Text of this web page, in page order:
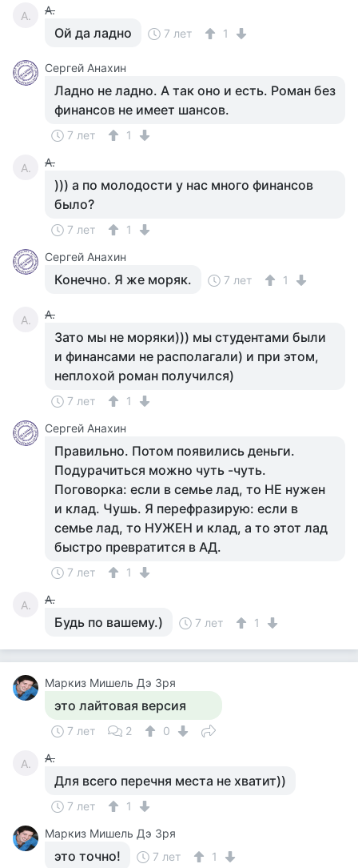
А. А.
Ой да ладно 7 лет 1
Сергей Анахин
Ладно не ладно. А так оно и есть. Роман без
финансов не имеет шансов.
7 лет 1
А. А.
))) а по молодости у нас много финансов
было?
7 лет
1
Сергей Анахин
Конечно. Я же моряк. 7 лет 1
А. А.
Зато мы не моряки))) мы студентами были
и финансами не располагали) и при этом,
неплохой роман получился)
7 лет
1
Сергей Анахин
Правильно. Потом появились деньги.
Подурачиться можно чуть -чуть.
Поговорка: если в семье лад, то НЕ нужен
и клад. Чушь. Я перефразирую: если в
семье лад, то НУЖЕН и клад, а то этот лад
быстро превратится в АД.
7 лет 1
А. А.
Будь по вашему.) 7 лет 1
Маркиз Мишель Дэ Зря
это лайтовая версия
7 лет 2 0
А. А.
Для всего перечня места не хватит))
7 лет
1
Маркиз Мишель Дэ Зря
это точно! 7 лет 1